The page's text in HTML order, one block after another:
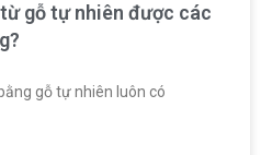
gỗ tự nhiên được các
gỗ tự nhiên luôn có